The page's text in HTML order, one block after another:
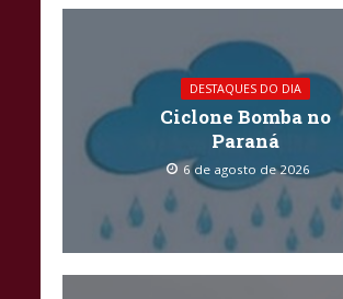
DESTAQUES DO DIA
Ciclone Bomba no
Paraná
6 de agosto de 2026